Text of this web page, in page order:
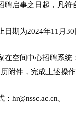
聘启事之日起，凡符
日期为2024年11月
在空间中心招聘系统
附件，完成上述操
hr@nssc.ac.cn。